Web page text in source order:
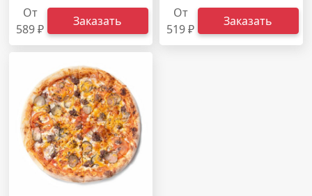
От
589 ₽
Заказать
От
519 ₽
Заказать